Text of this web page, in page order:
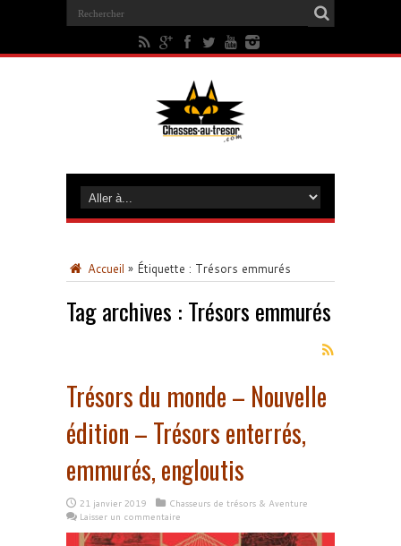
Accueil » Étiquette : Trésors emmurés
Tag archives : Trésors emmurés
Trésors du monde – Nouvelle
édition – Trésors enterrés,
emmurés, engloutis
21 janvier 2019
Chasseurs de trésors & Aventure
Laisser un commentaire